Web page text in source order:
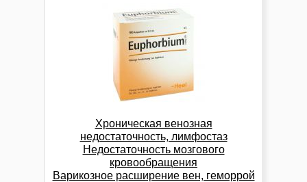
Хроническая венозная
недостаточность, лимфостаз
Недостаточность мозгового
кровообращения
Варикозное расширение вен, геморрой